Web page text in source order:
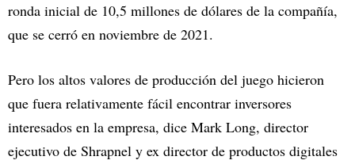
ronda inicial de 10,5 millones de dólares de la compañía,
que se cerró en noviembre de 2021.
Pero los altos valores de producción del juego hicieron
que fuera relativamente fácil encontrar inversores
interesados en la empresa, dice Mark Long, director
ejecutivo de Shrapnel y ex director de productos digitales